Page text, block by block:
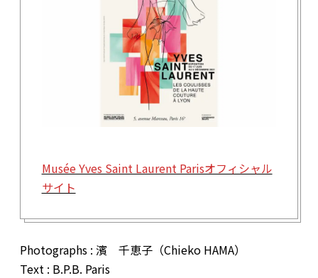
Musée Yves Saint Laurent Parisオフィシャル
サイト
Photographs : 濱 千恵子（Chieko HAMA）
Text : B.P.B. Paris